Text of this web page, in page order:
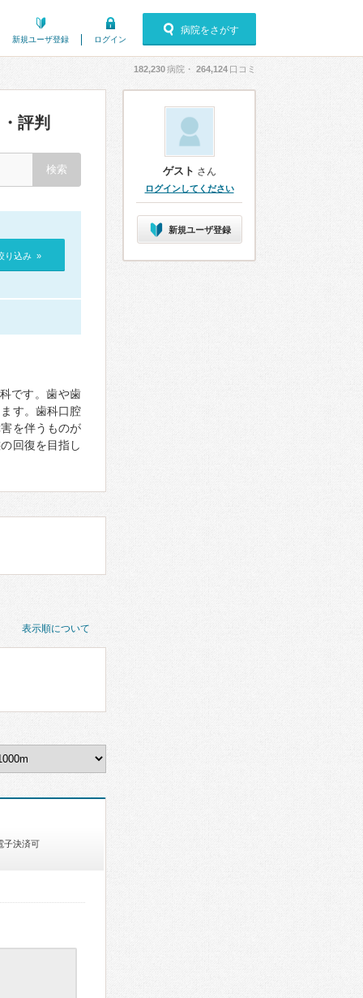
新規ユーザ登録 ログイン
病院をさがす
182,230病院・ 264,124 口コミ
評判
り込み »
です。歯や歯
す。歯科口腔
を伴うものが
回復を目指し
表示順について
子決済可
ゲスト さん
ログインしてください
新規ユーザ登録